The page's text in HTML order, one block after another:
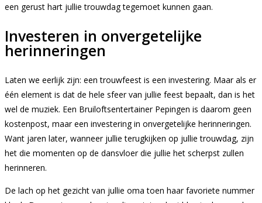
een gerust hart jullie trouwdag tegemoet kunnen gaan.
Investeren in onvergetelijke
herinneringen
Laten we eerlijk zijn: een trouwfeest is een investering. Maar als er
één element is dat de hele sfeer van jullie feest bepaalt, dan is het
wel de muziek. Een Bruiloftsentertainer Pepingen is daarom geen
kostenpost, maar een investering in onvergetelijke herinneringen.
Want jaren later, wanneer jullie terugkijken op jullie trouwdag, zijn
het die momenten op de dansvloer die jullie het scherpst zullen
herinneren.
De lach op het gezicht van jullie oma toen haar favoriete nummer